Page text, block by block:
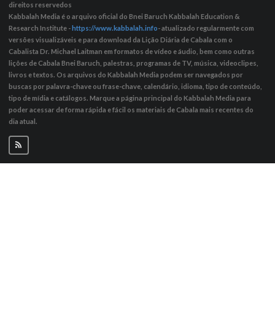
direitos reservedos
Kabbalah Media é o arquivo oficial do Bnei Baruch Kabbalah Education &
Research Institute -https://www.kabbalah.info- atualizado regularmente com
versões visualizáveis ​​e para download da Lição Diária de Cabala com o
Cabalista Dr. Michael Laitman em formatos de vídeo e áudio, bem como outras
lições de Cabala Bnei Baruch, palestras, programas de TV, música, videoclipes,
livros e textos. Os arquivos do Kabbalah Media podem ser navegados por
buscas por palavra-chave ou frase-chave, calendário, idioma, tipo de conteúdo,
tipo de mídia e catálogos. Marque a página principal do Kabbalah Media para
poder acessar de forma rápida e fácil os materiais de Cabala mais recentes do
dia atual.